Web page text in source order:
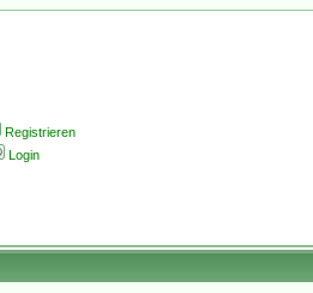
Registrieren
Login